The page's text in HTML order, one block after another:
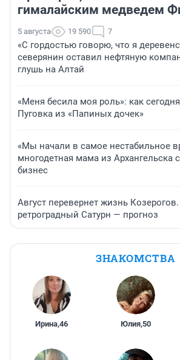
гималайским медведем
5 августа 19 590 7
«С гордостью говорю, что я
северянин оставил нефтяную
глушь на Алтай
«Меня бесила моя роль»: как
Пуговка из «Папиных дочек»
«Мы начали в самое нестабильное
многодетная мама из Архангельска
бизнес
Август перевернет жизнь
ретроградный Сатурн — прогноз
ЗНАКОМСТВА
Ирина,46 Юлия,50